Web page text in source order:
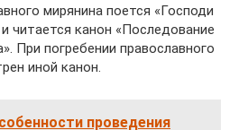
мирянина поется «Господи
читается канон «Последование
При погребении православного
иной канон.
проведения